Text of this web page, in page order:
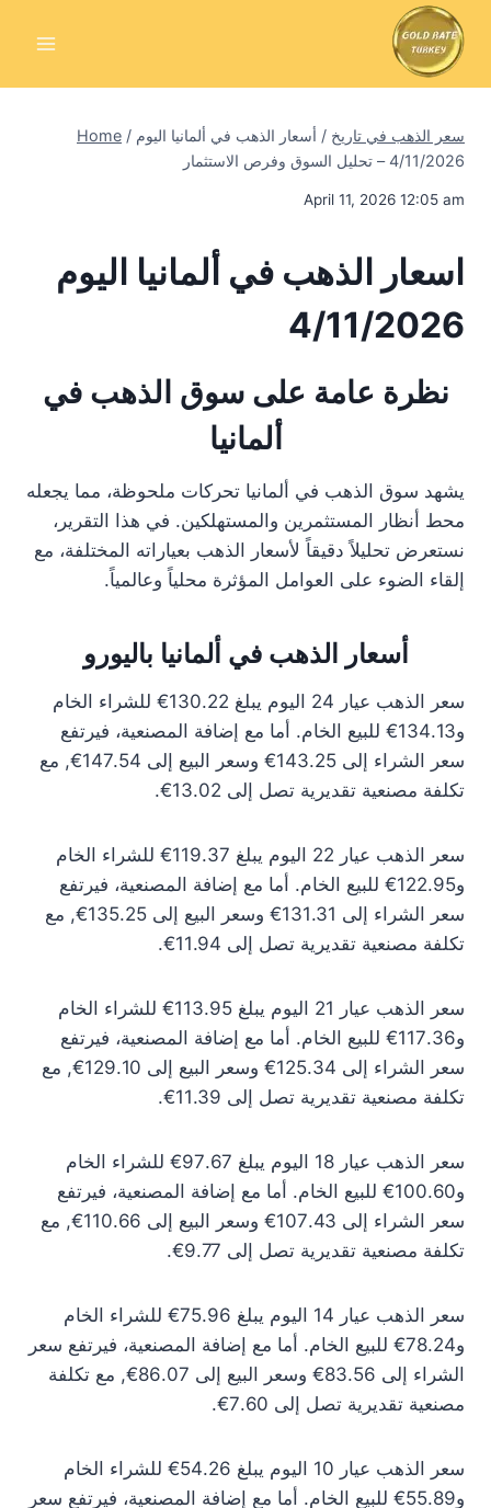
Home / سعر الذهب في تاريخ / أسعار الذهب في ألمانيا اليوم
4/11/2026 – تحليل السوق وفرص الاستثمار
April 11, 2026 12:05 am
اسعار الذهب في ألمانيا اليوم
4/11/2026
نظرة عامة على سوق الذهب في
ألمانيا
يشهد سوق الذهب في ألمانيا تحركات ملحوظة، مما يجعله
محط أنظار المستثمرين والمستهلكين. في هذا التقرير،
نستعرض تحليلاً دقيقاً لأسعار الذهب بعياراته المختلفة، مع
إلقاء الضوء على العوامل المؤثرة محلياً وعالمياً.
أسعار الذهب في ألمانيا باليورو
سعر الذهب عيار 24 اليوم يبلغ 130.22€ للشراء الخام
و134.13€ للبيع الخام. أما مع إضافة المصنعية، فيرتفع
سعر الشراء إلى 143.25€ وسعر البيع إلى 147.54€, مع
تكلفة مصنعية تقديرية تصل إلى 13.02€.
سعر الذهب عيار 22 اليوم يبلغ 119.37€ للشراء الخام
و122.95€ للبيع الخام. أما مع إضافة المصنعية، فيرتفع
سعر الشراء إلى 131.31€ وسعر البيع إلى 135.25€, مع
تكلفة مصنعية تقديرية تصل إلى 11.94€.
سعر الذهب عيار 21 اليوم يبلغ 113.95€ للشراء الخام
و117.36€ للبيع الخام. أما مع إضافة المصنعية، فيرتفع
سعر الشراء إلى 125.34€ وسعر البيع إلى 129.10€, مع
تكلفة مصنعية تقديرية تصل إلى 11.39€.
سعر الذهب عيار 18 اليوم يبلغ 97.67€ للشراء الخام
و100.60€ للبيع الخام. أما مع إضافة المصنعية، فيرتفع
سعر الشراء إلى 107.43€ وسعر البيع إلى 110.66€, مع
تكلفة مصنعية تقديرية تصل إلى 9.77€.
سعر الذهب عيار 14 اليوم يبلغ 75.96€ للشراء الخام
و78.24€ للبيع الخام. أما مع إضافة المصنعية، فيرتفع سعر
الشراء إلى 83.56€ وسعر البيع إلى 86.07€, مع تكلفة
مصنعية تقديرية تصل إلى 7.60€.
سعر الذهب عيار 10 اليوم يبلغ 54.26€ للشراء الخام
و55.89€ للبيع الخام. أما مع إضافة المصنعية، فيرتفع سعر